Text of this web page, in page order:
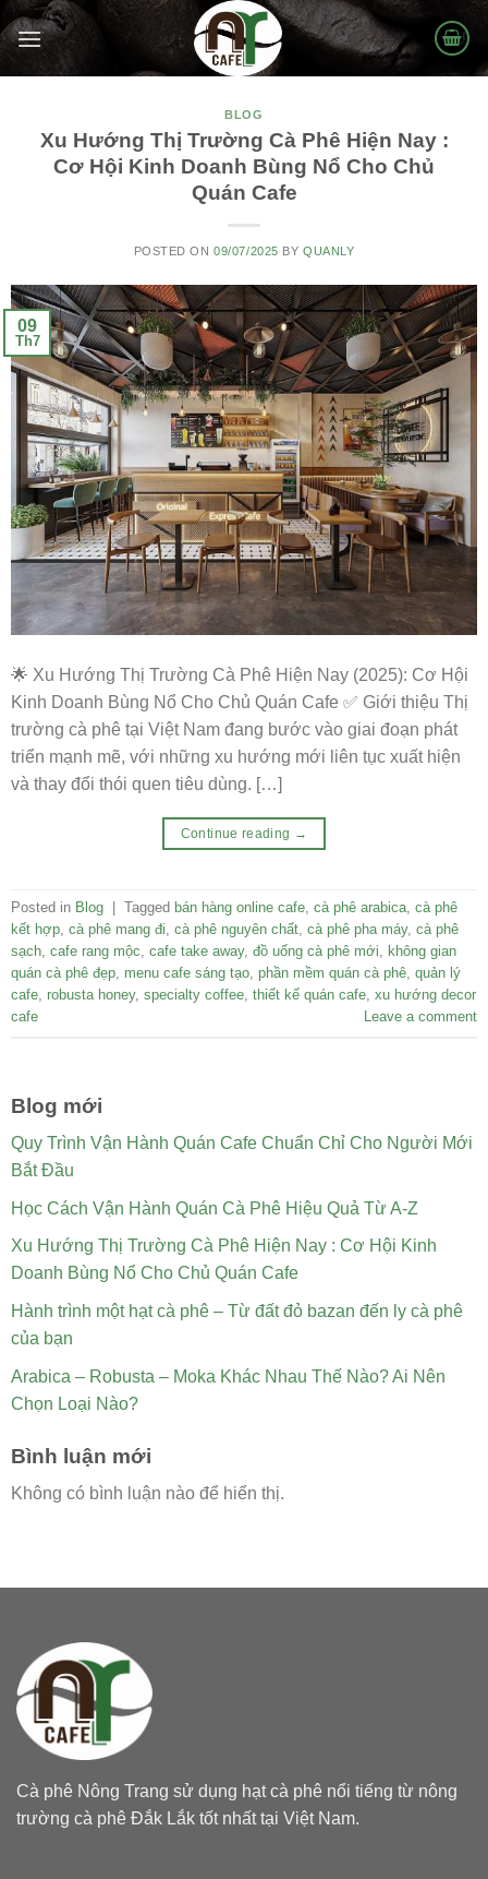
Skip
to
BLOG
Xu Hướng Thị Trường Cà Phê Hiện Nay :
Cơ Hội Kinh Doanh Bùng Nổ Cho Chủ
Quán Cafe
POSTED ON09/07/2025 BYQUANLY
09
Th7
🌟 Xu Hướng Thị Trường Cà Phê Hiện Nay (2025): Cơ Hội
Kinh Doanh Bùng Nổ Cho Chủ Quán Cafe ✅ Giới thiệu Thị
trường cà phê tại Việt Nam đang bước vào giai đoạn phát
triển mạnh mẽ, với những xu hướng mới liên tục xuất hiện
và thay đổi thói quen tiêu dùng. […]
Continue reading →
Posted in Blog Tagged bán hàng online cafe, cà phê arabica, cà phê
kết hợp, cà phê mang đi, cà phê nguyên chất, cà phê pha máy, cà phê
sạch, cafe rang mộc, cafe take away, đồ uống cà phê mới, không gian
quán cà phê đẹp, menu cafe sáng tạo, phần mềm quán cà phê, quản lý
cafe, robusta honey, specialty coffee, thiết kế quán cafe, xu hướng decor
cafe
Leave a comment
Blog mới
Quy Trình Vận Hành Quán Cafe Chuẩn Chỉ Cho Người Mới
Bắt Đầu
Học Cách Vận Hành Quán Cà Phê Hiệu Quả Từ A-Z
Xu Hướng Thị Trường Cà Phê Hiện Nay : Cơ Hội Kinh
Doanh Bùng Nổ Cho Chủ Quán Cafe
Hành trình một hạt cà phê – Từ đất đỏ bazan đến ly cà phê
của bạn
Arabica – Robusta – Moka Khác Nhau Thế Nào? Ai Nên
Chọn Loại Nào?
Bình luận mới
Không có bình luận nào để hiển thị.
Cà phê Nông Trang sử dụng hạt cà phê nổi tiếng từ nông
trường cà phê Đắk Lắk tốt nhất tại Việt Nam.